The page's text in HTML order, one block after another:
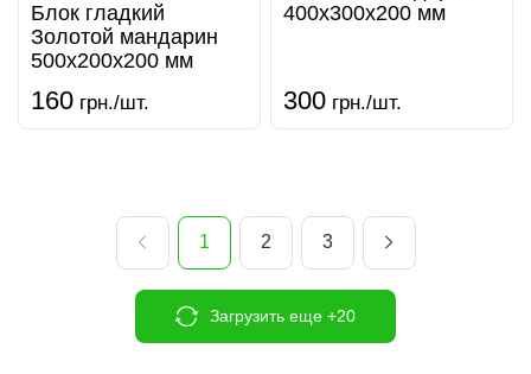
Блок гладкий
Золотой мандарин
500х200х200 мм
160 грн./шт.
400х300х200 мм
300 грн./шт.
1 2 3
Загрузить еще +20